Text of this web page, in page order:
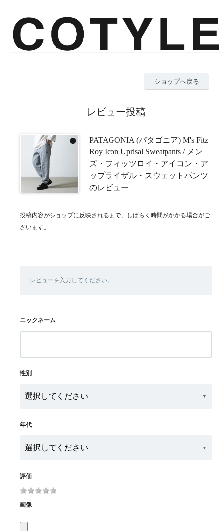
ショップへ戻る
レビュー投稿
PATAGONIA (パタゴニア) M's Fitz
Roy Icon Uprisal Sweatpants / メン
ズ・フィッツロイ・アイコン・ア
ップライザル・スウェットパンツ
のレビュー
投稿内容がショップに反映されるまで、しばらく時間がかかる場合がご
ざいます。
レビューを入力してください。
ニックネーム
性別
年代
評価
画像